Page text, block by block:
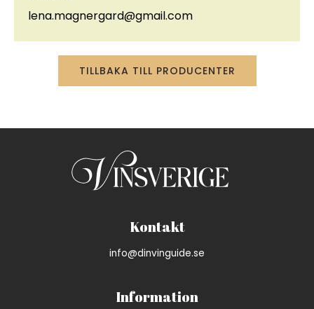
lena.magnergard@gmail.com
TILLBAKA TILL PRODUCENTER
Kontakt
info@dinvinguide.se
Information